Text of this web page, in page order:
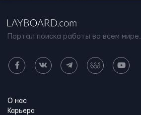
Портал поиска работы во всем мире.
О нас
Карьера